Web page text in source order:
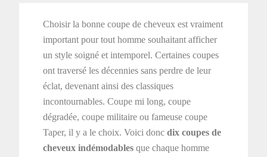
Choisir la bonne coupe de cheveux est vraiment
important pour tout homme souhaitant afficher
un style soigné et intemporel. Certaines coupes
ont traversé les décennies sans perdre de leur
éclat, devenant ainsi des classiques
incontournables. Coupe mi long, coupe
dégradée, coupe militaire ou fameuse coupe
Taper, il y a le choix. Voici doncdix coupes de
cheveux indémodables que chaque homme